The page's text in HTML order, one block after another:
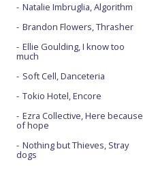
Natalie Imbruglia, Algorithm
Brandon Flowers, Thrasher
Ellie Goulding, I know too
much
Soft Cell, Danceteria
Tokio Hotel, Encore
Ezra Collective, Here because
of hope
Nothing but Thieves, Stray
dogs